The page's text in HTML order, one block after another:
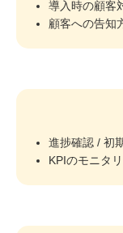
導入時の顧客
顧客への告知
進捗確認 / 初
KPIのモニタ